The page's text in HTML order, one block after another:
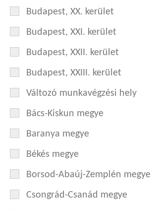
Budapest, XX. kerület
Budapest, XXI. kerület
Budapest, XXII. kerület
Budapest, XXIII. kerület
Változó munkavégzési hely
Bács-Kiskun megye
Baranya megye
Békés megye
Borsod-Abaúj-Zemplén megye
Csongrád-Csanád megye